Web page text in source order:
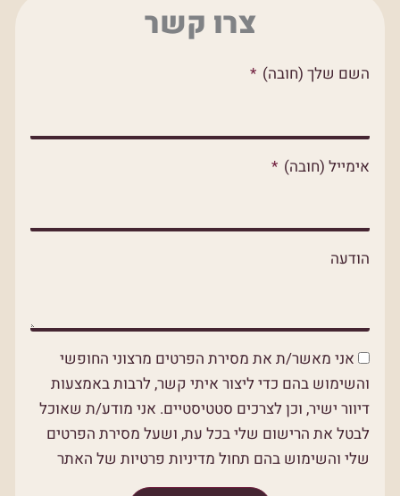
o
k
l
e
p
צרו קשר
השם שלך (חובה)
אימייל (חובה)
הודעה
אני מאשר/ת את מסירת הפרטים מרצוני החופשי
והשימוש בהם כדי ליצור איתי קשר, לרבות באמצעות
דיוור ישיר, וכן לצרכים סטטיסטיים. אני מודע/ת שאוכל
לבטל את הרישום שלי בכל עת, ושעל מסירת הפרטים
שלי והשימוש בהם תחול מדיניות פרטיות של האתר